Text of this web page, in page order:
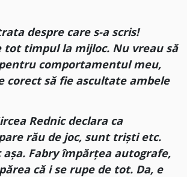
despre care s-a scris!
tot timpul la mijloc. Nu vreau să
pentru comportamentul meu,
corect să fie ascultate ambele
Rednic declara ca
rău de joc, sunt triști etc.
așa. Fabry împărțea autografe,
că i se rupe de tot. Da, e